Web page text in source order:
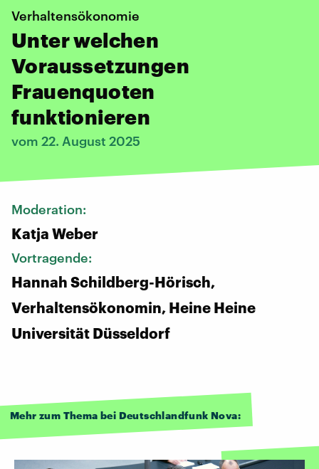
Verhaltensökonomie
Unter welchen
Voraussetzungen
Frauenquoten
funktionieren
vom 22. August 2025
Moderation:
Katja Weber
Vortragende:
Hannah Schildberg-Hörisch,
Verhaltensökonomin, Heine Heine
Universität Düsseldorf
Mehr zum Thema bei Deutschlandfunk Nova: